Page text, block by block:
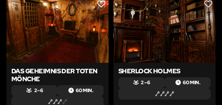
LIKE
DAS GEHEIMNIS DER TOTEN
MÖNCHE
2 – 6 60 MIN.
LIKE
SHERLOCK HOLMES
2 – 6 60 MIN.